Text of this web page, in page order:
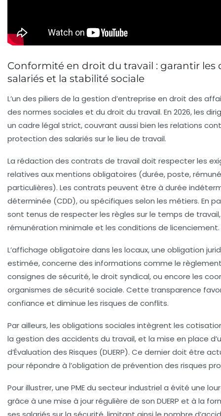
Conformité en droit du travail : garantir les
salariés et la stabilité sociale
L’un des piliers de la gestion d’entreprise en droit des
des normes sociales et du droit du travail. En 2026, les
un cadre légal strict, couvrant aussi bien les relations
protection des salariés sur le lieu de travail.
La rédaction des contrats de travail doit respecter les
relatives aux mentions obligatoires (durée, poste,
particulières). Les contrats peuvent être à durée
déterminée (CDD), ou spécifiques selon les métiers. En
sont tenus de respecter les règles sur le temps de
rémunération minimale et les conditions de licenciement.
L’affichage obligatoire dans les locaux, une obligation
estimée, concerne des informations comme le
consignes de sécurité, le droit syndical, ou encore les
organismes de sécurité sociale. Cette transparence
confiance et diminue les risques de conflits.
Par ailleurs, les obligations sociales intègrent les
la gestion des accidents du travail, et la mise en place
d’Évaluation des Risques (DUERP). Ce dernier doit être
pour répondre à l’obligation de prévention des risques
Pour illustrer, une PME du secteur industriel a évité une
grâce à une mise à jour régulière de son DUERP et à la